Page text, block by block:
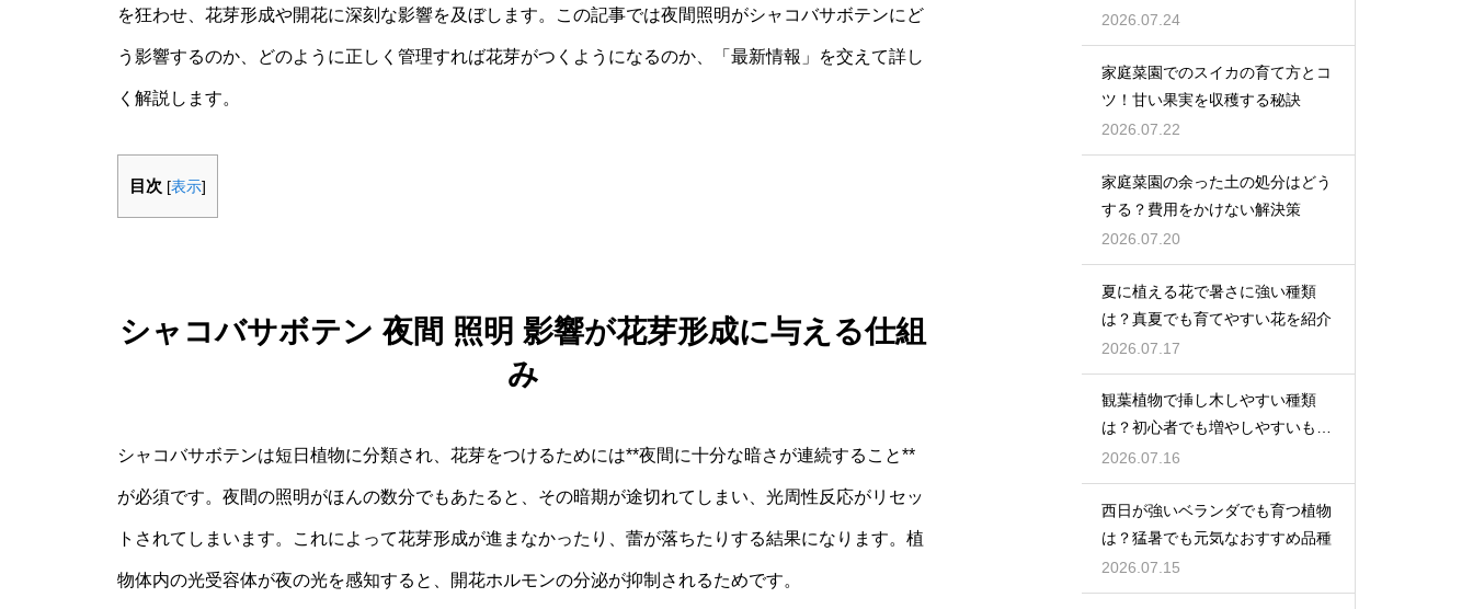
を狂わせ、花芽形成や開花に深刻な影響を及ぼします。この記事では夜間照明がシャコバサボテンにど
う影響するのか、どのように正しく管理すれば花芽がつくようになるのか、「最新情報」を交えて詳し
く解説します。
目次 [表示]
シャコバサボテン 夜間 照明 影響が花芽形成に与える仕組
み
シャコバサボテンは短日植物に分類され、花芽をつけるためには**夜間に十分な暗さが連続すること**
が必須です。夜間の照明がほんの数分でもあたると、その暗期が途切れてしまい、光周性反応がリセッ
トされてしまいます。これによって花芽形成が進まなかったり、蕾が落ちたりする結果になります。植
物体内の光受容体が夜の光を感知すると、開花ホルモンの分泌が抑制されるためです。
2026.07.24
家庭菜園でのスイカの育て方とコ
ツ！甘い果実を収穫する秘訣
2026.07.22
家庭菜園の余った土の処分はどう
する？費用をかけない解決策
2026.07.20
夏に植える花で暑さに強い種類
は？真夏でも育てやすい花を紹介
2026.07.17
観葉植物で挿し木しやすい種類
は？初心者でも増やしやすいもの
を紹介
2026.07.16
西日が強いベランダでも育つ植物
は？猛暑でも元気なおすすめ品種
2026.07.15